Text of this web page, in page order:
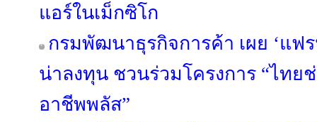
แอร์ในเม็กซิโก
กรมพัฒนาธุรกิจการค้า เผย ‘แฟ
น่าลงทุน ชวนร่วมโครงการ “ไทย
อาชีพพลัส”